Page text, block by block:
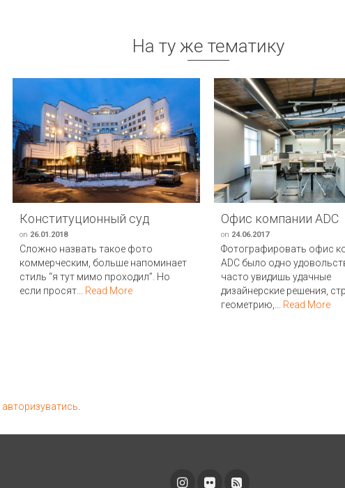
На ту же тематику
Конституционный суд
on 26.01.2018
Сложно назвать такое фото
коммерческим, больше напоминает
стиль “я тут мимо проходил”. Но
если просят... Read More
Офис компании ADC
on 24.06.2017
Фотографировать офис
ADC было одно
часто увидишь удачные
дизайнерские решения,
геометрию,... Read More
авторизуватись